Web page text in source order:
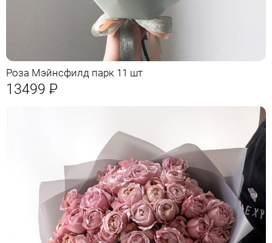
Роза Мэйнсфилд парк 11 шт
13499 Р